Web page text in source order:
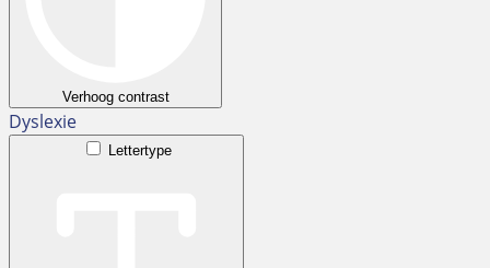
Verhoog contrast
Dyslexie
Lettertype